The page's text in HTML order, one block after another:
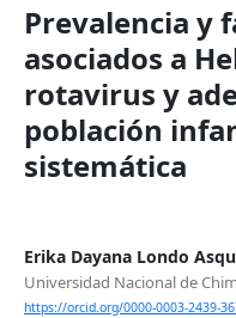
Prevalencia y
asociados a
rotavirus y
población
sistemática
Erika Dayana Londo
Universidad Nacional de
https://orcid.org/0000-0003-2439-